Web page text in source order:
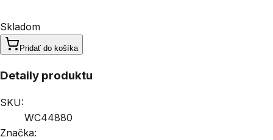
Skladom
Pridať do košíka
Detaily produktu
SKU:
WC44880
Značka: